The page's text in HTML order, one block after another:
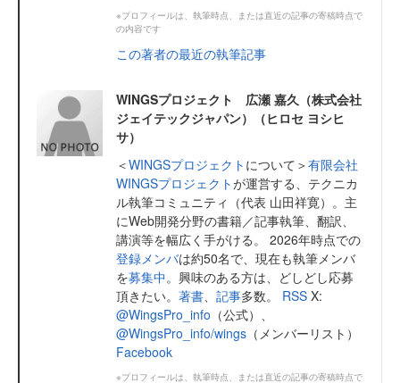
※プロフィールは、執筆時点、または直近の記事の寄稿時点で
の内容です
この著者の最近の執筆記事
WINGSプロジェクト 広瀬 嘉久（株式会社
ジェイテックジャパン）（ヒロセ ヨシヒ
サ）
＜WINGSプロジェクト について＞有限会社
WINGSプロジェクトが運営する、テクニカ
ル執筆コミュニティ（代表 山田祥寛）。主
にWeb開発分野の書籍／記事執筆、翻訳、
講演等を幅広く手がける。 2026年時点での
登録メンバは約50名で、現在も執筆メンバ
を募集中。興味のある方は、どしどし応募
頂きたい。 著書 記事多数。 RSS X:
@WingsPro_info （公式）、
@WingsPro_info/wings （メンバーリスト）
Facebook
※プロフィールは、執筆時点、または直近の記事の寄稿時点で